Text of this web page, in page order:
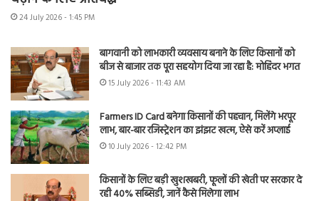
24 July 2026 - 1:45 PM
बागवानी को लाभकारी व्यवसाय बनाने के लिए किसानों को
बीज से बाजार तक पूरा सहयोग दिया जा रहा है: मोहिंदर भगत
15 July 2026 - 11:43 AM
Farmers ID Card बनेगा किसानों की पहचान, मिलेंगे भरपूर
लाभ, बार-बार रजिस्ट्रेशन का झंझट खत्म, ऐसे करें अप्लाई
10 July 2026 - 12:42 PM
किसानों के लिए बड़ी खुशखबरी, फूलों की खेती पर सरकार दे
रही 40% सब्सिडी, जानें कैसे मिलेगा लाभ